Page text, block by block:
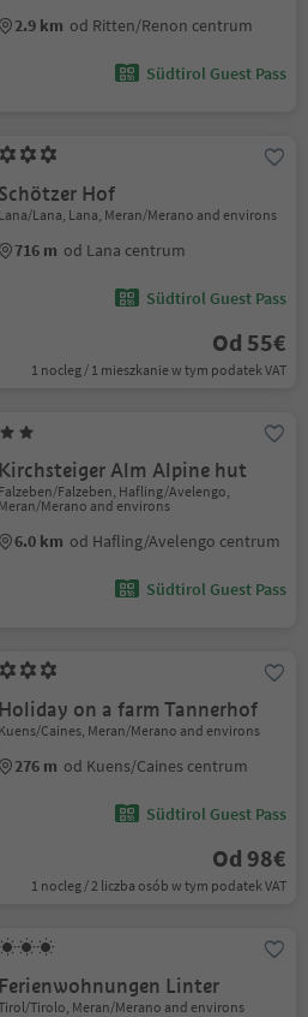
2.9 km od Ritten/Renon centrum
Südtirol Guest Pass
Schötzer Hof
Lana/Lana, Lana, Meran/Merano and environs
716 m od Lana centrum
Südtirol Guest Pass
Od 55€
1 nocleg / 1 mieszkanie w tym podatek VAT
Kirchsteiger Alm Alpine hut
Falzeben/Falzeben, Hafling/Avelengo,
Meran/Merano and environs
6.0 km od Hafling/Avelengo centrum
Südtirol Guest Pass
Holiday on a farm Tannerhof
Kuens/Caines, Meran/Merano and environs
276 m od Kuens/Caines centrum
Südtirol Guest Pass
Od 98€
1 nocleg / 2 liczba osób w tym podatek VAT
Ferienwohnungen Linter
Tirolo, Meran/Merano and environs